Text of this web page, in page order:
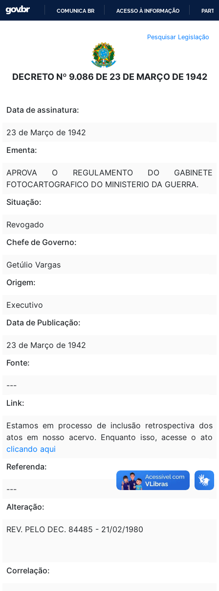
O
CONTEÚDO
COMUNICA BR ACESSO À INFORMAÇÃO
Pesquisar Legislação
DECRETO Nº 9.086 DE 23 DE MARÇO DE 1942
Data de assinatura:
23 de Março de 1942
Ementa:
APROVA O REGULAMENTO DO GABINETE
FOTOCARTOGRAFICO DO MINISTERIO DA GUERRA.
Situação:
Revogado
Chefe de Governo:
Getúlio Vargas
Origem:
Executivo
Data de Publicação:
23 de Março de 1942
Fonte:
---
Link:
Estamos em processo de inclusão retrospectiva dos
atos em nosso acervo. Enquanto isso, acesse o ato
clicando aqui
Referenda:
---
Alteração:
REV. PELO DEC. 84485 - 21/02/1980
Correlação: